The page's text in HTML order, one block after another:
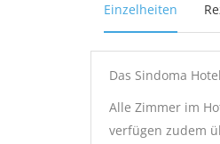
Einzelheiten
Das Sindoma
Alle Zimmer im
verfügen zudem